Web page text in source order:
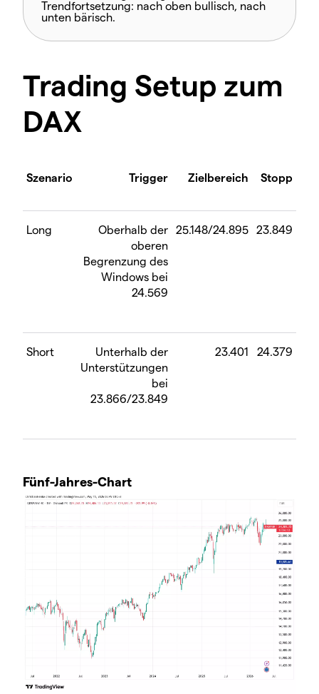
Trendfortsetzung: nach oben bullisch, nach
unten bärisch.
Trading Setup zum
DAX
Szenario Trigger Zielbereich Stopp
Long
Oberhalb der
oberen
Begrenzung des
Windows bei
24.569
25.148/24.895 23.849
Short
Unterhalb der
Unterstützungen
bei
23.866/23.849
23.401 24.379
Fünf-Jahres-Chart